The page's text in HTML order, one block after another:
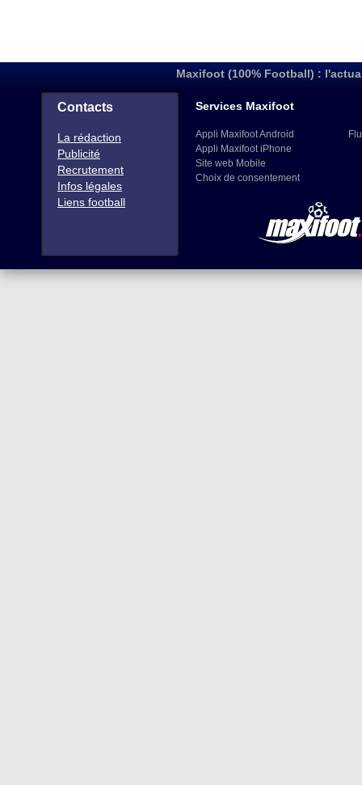
Maxifoot (100% Football) :
Contacts
La rédaction
Publicité
Recrutement
Infos légales
Liens football
Services Maxifoot
Appli Maxifoot Android
Appli Maxifoot iPhone
Site web Mobile
Choix de consentement